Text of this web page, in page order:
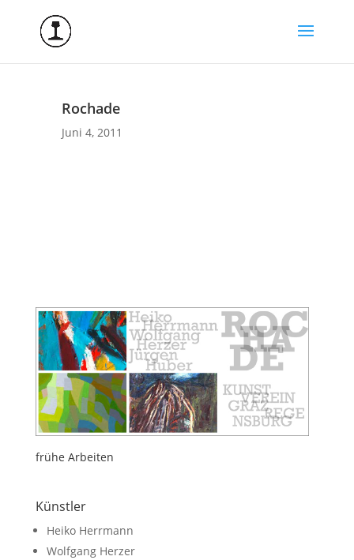
Rochade
Juni 4, 2011
frühe Arbeiten
Künstler
Heiko Herrmann
Wolfgang Herzer